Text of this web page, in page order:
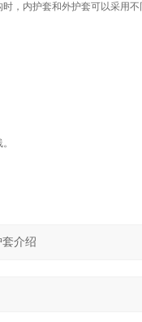
，内护套和外护套可以采用